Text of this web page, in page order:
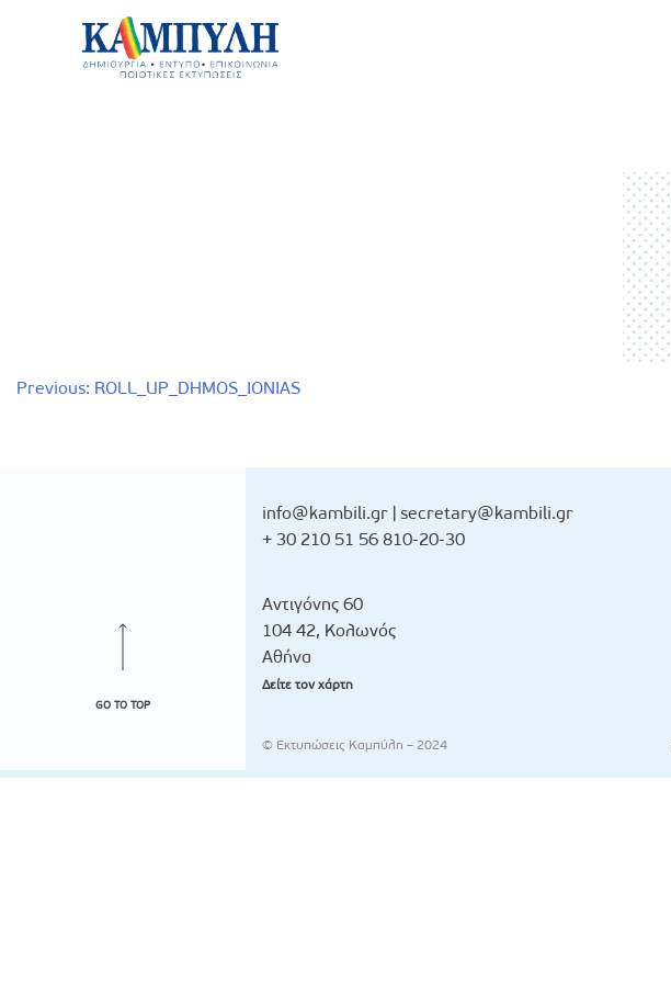
Πλοήγηση
Previous: ROLL_UP_DHMOS_IONIAS
GO TO TOP
info@kambili.gr | secretary@kambili.gr
+ 30 210 51 56 810-20-30
Αντιγόνης 60
104 42, Κολωνός
Αθήνα
Δείτε τον χάρτη
© Εκτυπώσεις Καμπύλη – 2024